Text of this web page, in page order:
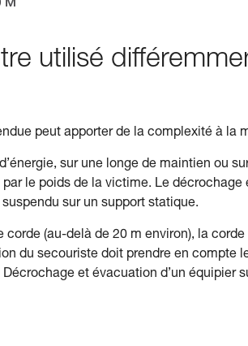
utilisé
peut apporter de la complexité à la
sur une longe de maintien ou
le poids de la victime. Le décrochage
sur un support statique.
(au-delà de 20 m environ), la
du secouriste doit prendre en compte
et évacuation d’un équipier